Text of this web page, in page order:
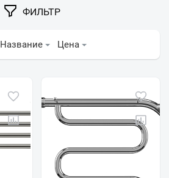
ФИЛЬТР
Название Цена